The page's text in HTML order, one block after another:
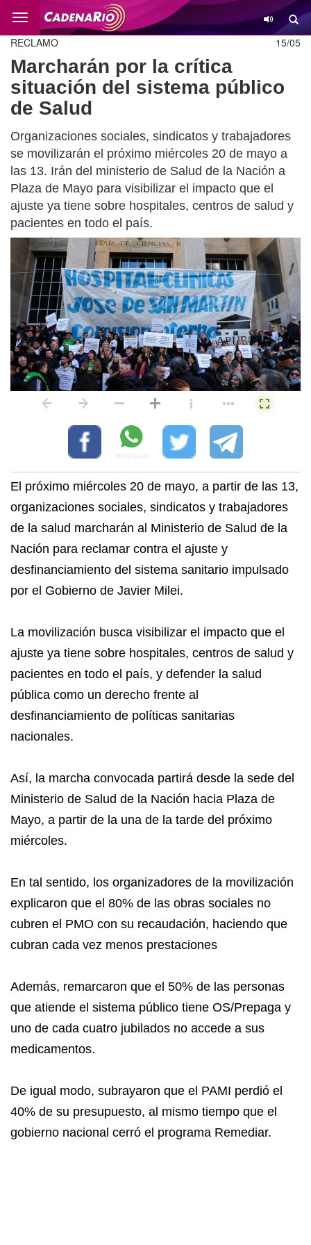
Cambio
15/05
RECLAMO
Marcharán por la crítica
situación del sistema público
de Salud
Organizaciones sociales, sindicatos y trabajadores
se movilizarán el próximo miércoles 20 de mayo a
las 13. Irán del ministerio de Salud de la Nación a
Plaza de Mayo para visibilizar el impacto que el
ajuste ya tiene sobre hospitales, centros de salud y
pacientes en todo el país.
El próximo miércoles 20 de mayo, a partir de las 13,
organizaciones sociales, sindicatos y trabajadores
de la salud marcharán al Ministerio de Salud de la
Nación para reclamar contra el ajuste y
desfinanciamiento del sistema sanitario impulsado
por el Gobierno de Javier Milei.
La movilización busca visibilizar el impacto que el
ajuste ya tiene sobre hospitales, centros de salud y
pacientes en todo el país, y defender la salud
pública como un derecho frente al
desfinanciamiento de políticas sanitarias
nacionales.
Así, la marcha convocada partirá desde la sede del
Ministerio de Salud de la Nación hacia Plaza de
Mayo, a partir de la una de la tarde del próximo
miércoles.
En tal sentido, los organizadores de la movilización
explicaron que el 80% de las obras sociales no
cubren el PMO con su recaudación, haciendo que
cubran cada vez menos prestaciones
Además, remarcaron que el 50% de las personas
que atiende el sistema público tiene OS/Prepaga y
uno de cada cuatro jubilados no accede a sus
medicamentos.
De igual modo, subrayaron que el PAMI perdió el
40% de su presupuesto, al mismo tiempo que el
gobierno nacional cerró el programa Remediar.